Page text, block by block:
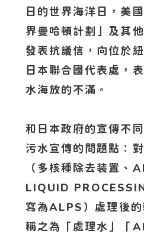
日的世界海洋日，美
界曼哈頓計劃」及其
發表抗議信，向位於
日本聯合國代表處，
水海放的不滿。
和日本政府的宣傳不
污水宣傳的問題點：
（多核種除去装置、
LIQUID
寫為ALPS）處理後
稱之為「處理水」「